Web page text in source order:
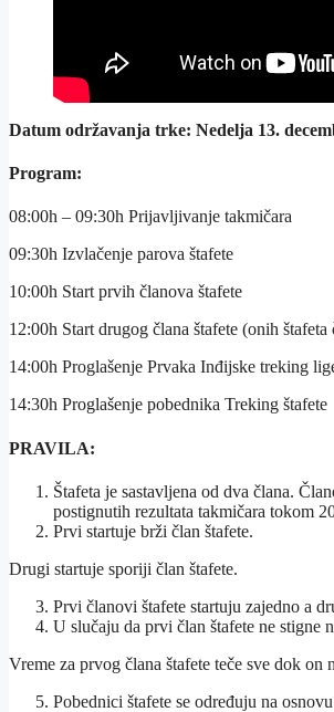
Datum održavanja trke: Nedelja 13.
Program:
08:00h – 09:30h Prijavljivanje takmičara
09:30h Izvlačenje parova štafete
10:00h Start prvih članova štafete
12:00h Start drugog člana štafete (onih
14:00h Proglašenje Prvaka Inđijske treking
14:30h Proglašenje pobednika Treking štafete
PRAVILA:
Štafeta je sastavljena od dva člana.
postignutih rezultata takmičara tokom
Prvi startuje brži član štafete.
Drugi startuje sporiji član štafete.
Prvi članovi štafete startuju zajedno a
U slučaju da prvi član štafete ne stigne
Vreme za prvog člana štafete teče sve dok on
Pobednici štafete se određuju na